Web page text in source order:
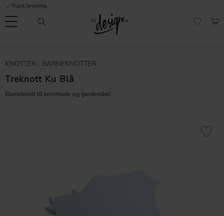
Meny
Rask levering
KNOTTER BARNEKNOTTER
Treknott Ku Blå
Barneknott til kommode og garderobe!
Lagre
Vanlige spørsmål